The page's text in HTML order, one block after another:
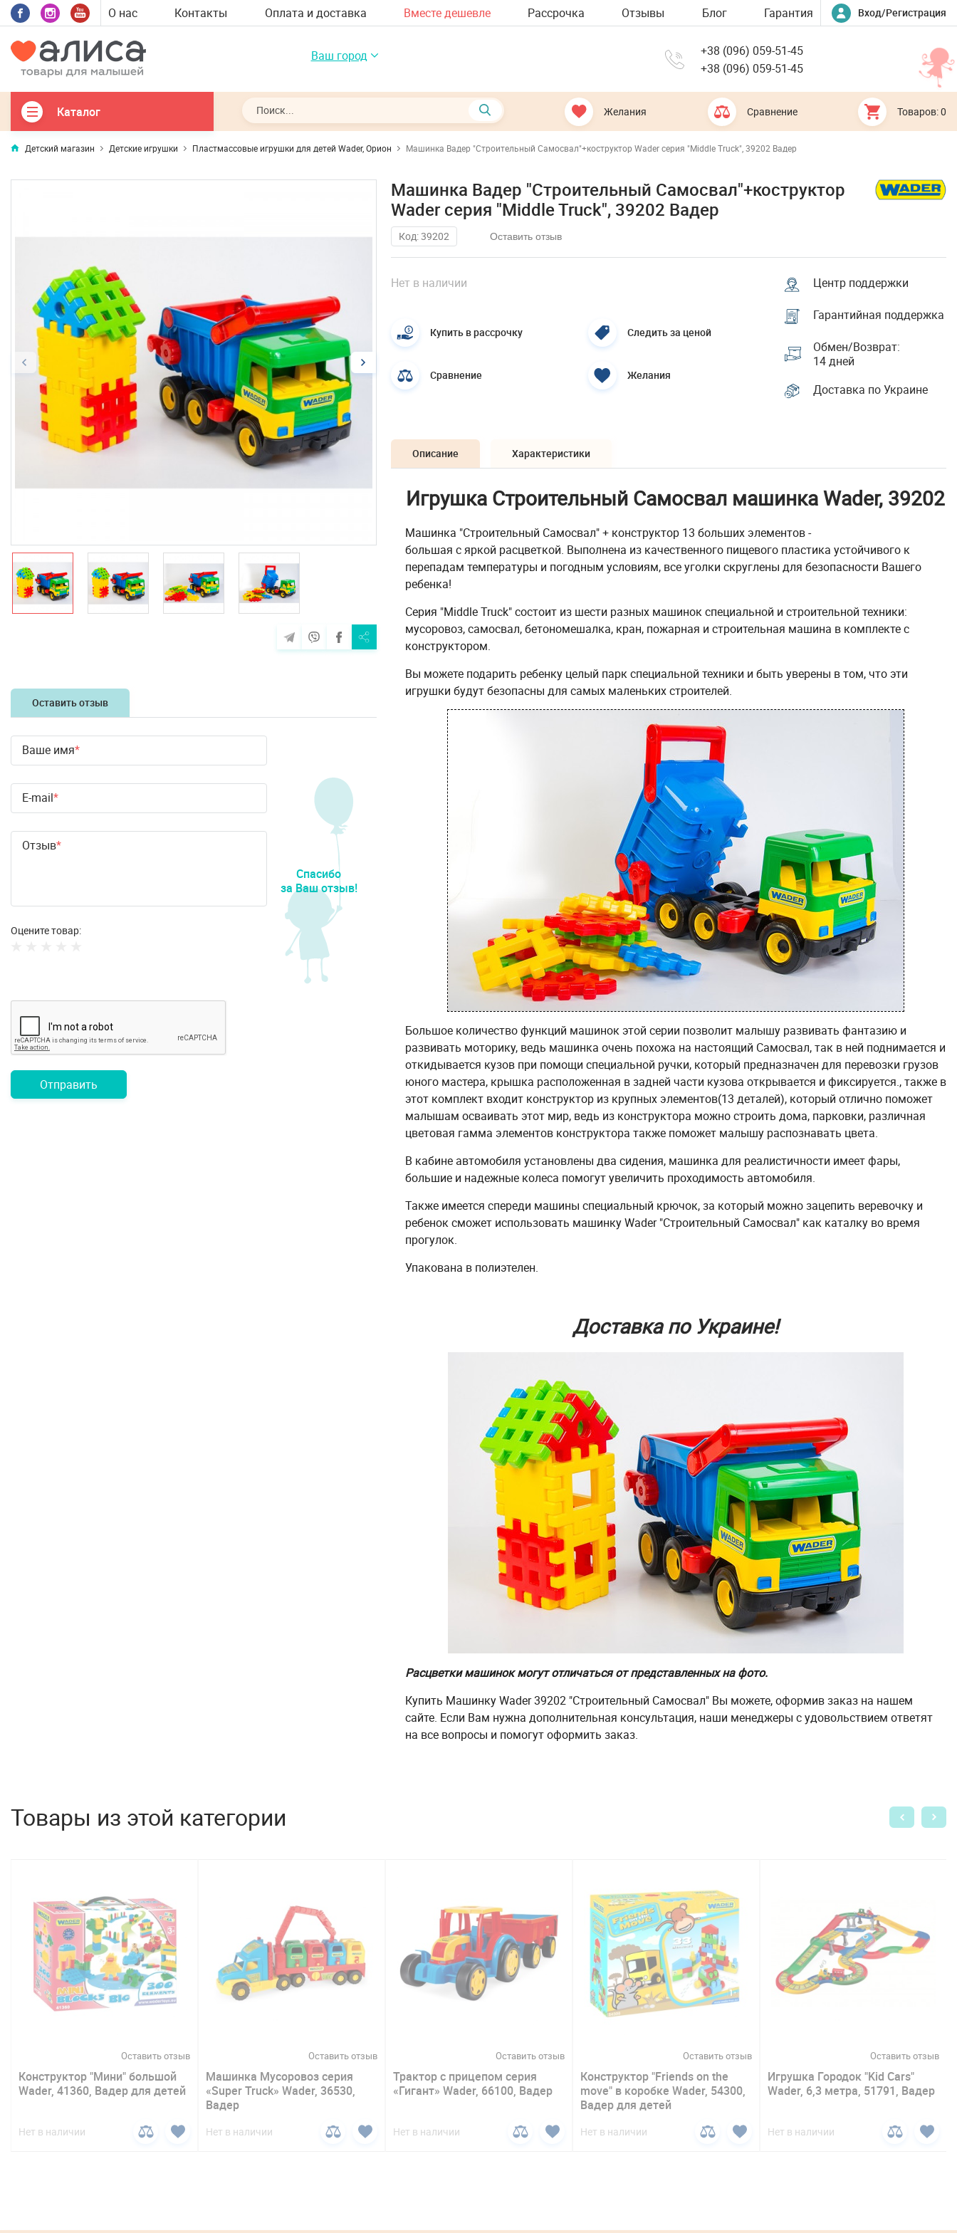
О нас Контакты Оплата и доставка Вместе дешевле Рассрочка Отзывы Блог Гарантия Вход/Регистрация
Ваш город
+38 (096) 059-51-45
+38 (096) 059-51-45
Каталог Желания Сравнение Товаров: 0
Детский магазин Детские игрушки Пластмассовые игрушки для детей Wader, Орион Машинка Вадер "Строительный Самосвал"+коструктор Wader серия "Middle Truck", 39202 Вадер
Оставить отзыв
Ваше имя
E-mail
Отзыв
Оцените товар:
Отправить
Спасибо
за Ваш отзыв!
Машинка Вадер "Строительный Самосвал"+коструктор
Wader серия "Middle Truck", 39202 Вадер
Код: 39202 Оставить отзыв
Нет в наличии
Купить в рассрочку Следить за ценой
Сравнение Желания
Центр поддержки
Гарантийная поддержка
Обмен/Возврат:
14 дней
Доставка по Украине
Описание Характеристики
Игрушка Строительный Самосвал машинка Wader, 39202
Машинка "Строительный Самосвал" + конструктор 13 больших элементов -
большая с яркой расцветкой. Выполнена из качественного пищевого пластика устойчивого к
перепадам температуры и погодным условиям, все уголки скруглены для безопасности Вашего
ребенка!
Серия "Middle Truck" состоит из шести разных машинок специальной и строительной техники:
мусоровоз, самосвал, бетономешалка, кран, пожарная и строительная машина в комплекте с
конструктором.
Вы можете подарить ребенку целый парк специальной техники и быть уверены в том, что эти
игрушки будут безопасны для самых маленьких строителей.
Большое количество функций машинок этой серии позволит малышу развивать фантазию и
развивать моторику, ведь машинка очень похожа на настоящий Самосвал, так в ней поднимается и
откидывается кузов при помощи специальной ручки, который предназначен для перевозки грузов
юного мастера, крышка расположенная в задней части кузова открывается и фиксируется., также в
этот комплект входит конструктор из крупных элементов(13 деталей), который отлично поможет
малышам осваивать этот мир, ведь из конструктора можно строить дома, парковки, различная
цветовая гамма элементов конструктора также поможет малышу распознавать цвета.
В кабине автомобиля установлены два сидения, машинка для реалистичности имеет фары,
большие и надежные колеса помогут увеличить проходимость автомобиля.
Также имеется спереди машины специальный крючок, за который можно зацепить веревочку и
ребенок сможет использовать машинку Wader "Строительный Самосвал" как каталку во время
прогулок.
Упакована в полиэтелен.
Доставка по Украине!
Расцветки машинок могут отличаться от представленных на фото.
Купить Машинку Wader 39202 "Строительный Самосвал" Вы можете, оформив заказ на нашем
сайте. Если Вам нужна дополнительная консультация, наши менеджеры с удовольствием ответят
на все вопросы и помогут оформить заказ.
Товары из этой категории
Оставить отзыв
Конструктор "Мини" большой
Wader, 41360, Вадер для детей
Нет в наличии
Оставить отзыв
Машинка Мусоровоз серия
«Super Truck» Wader, 36530,
Вадер
Нет в наличии
Оставить отзыв
Трактор с прицепом серия
«Гигант» Wader, 66100, Вадер
Нет в наличии
Оставить отзыв
Конструктор "Friends on the
move" в коробке Wader, 54300,
Вадер для детей
Нет в наличии
Оставить отзыв
Игрушка Городок "Kid Cars"
Wader, 6,3 метра, 51791, Вадер
Нет в наличии